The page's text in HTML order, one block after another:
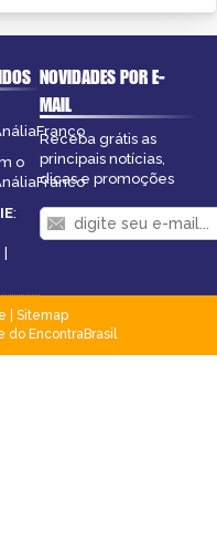
o
:
|
NOVIDADES POR E-
MAIL
Receba grátis as
principais notícias,
dicas e promoções
Sitemap
do EncontraBrasil